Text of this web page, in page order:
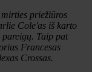
mirties priežiūros
Cole'as iš karto
Taip pat
Francesas
Crossas.